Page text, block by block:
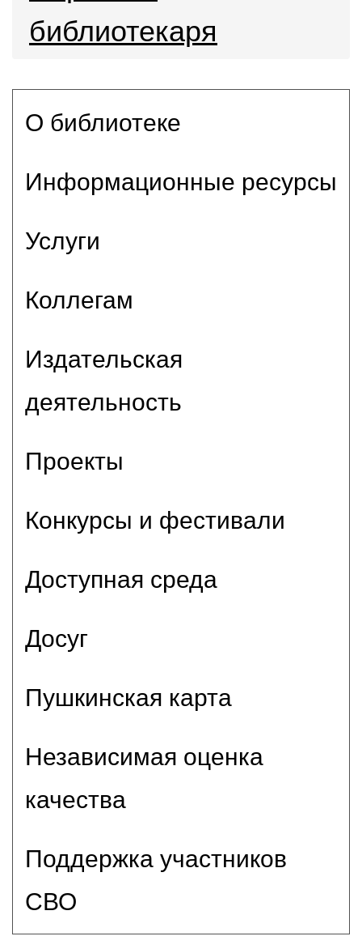
библиотекаря
О библиотеке
Информационные ресурсы
Услуги
Коллегам
Издательская
деятельность
Проекты
Конкурсы и фестивали
Доступная среда
Досуг
Пушкинская карта
Независимая оценка
качества
Поддержка участников
СВО